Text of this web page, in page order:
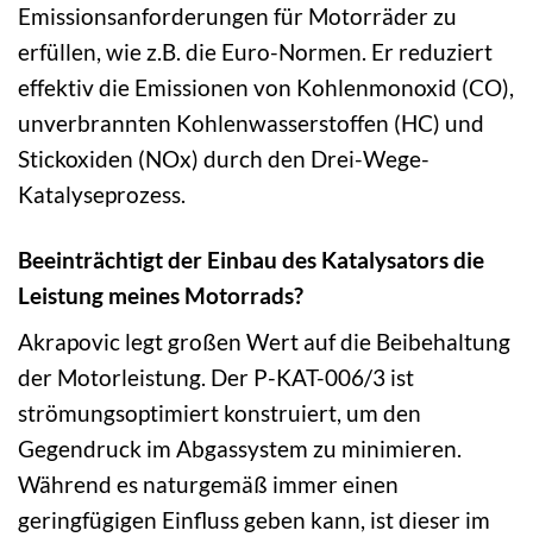
Emissionsanforderungen für Motorräder zu
erfüllen, wie z.B. die Euro-Normen. Er reduziert
effektiv die Emissionen von Kohlenmonoxid (CO),
unverbrannten Kohlenwasserstoffen (HC) und
Stickoxiden (NOx) durch den Drei-Wege-
Katalyseprozess.
Beeinträchtigt der Einbau des Katalysators die
Leistung meines Motorrads?
Akrapovic legt großen Wert auf die Beibehaltung
der Motorleistung. Der P-KAT-006/3 ist
strömungsoptimiert konstruiert, um den
Gegendruck im Abgassystem zu minimieren.
Während es naturgemäß immer einen
geringfügigen Einfluss geben kann, ist dieser im